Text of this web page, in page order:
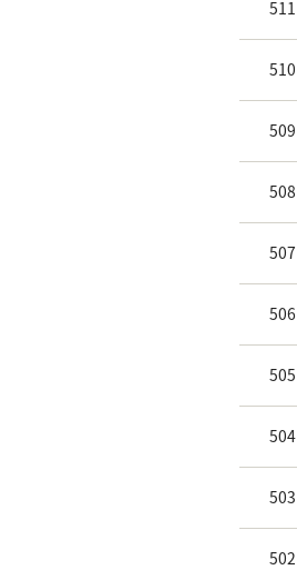
511
510
509
508
507
506
505
504
503
502